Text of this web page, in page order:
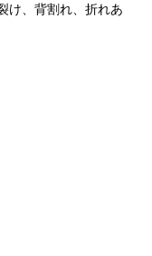
け、背割れ、折れあ